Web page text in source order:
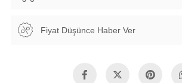
Fiyat Düşünce Haber Ver